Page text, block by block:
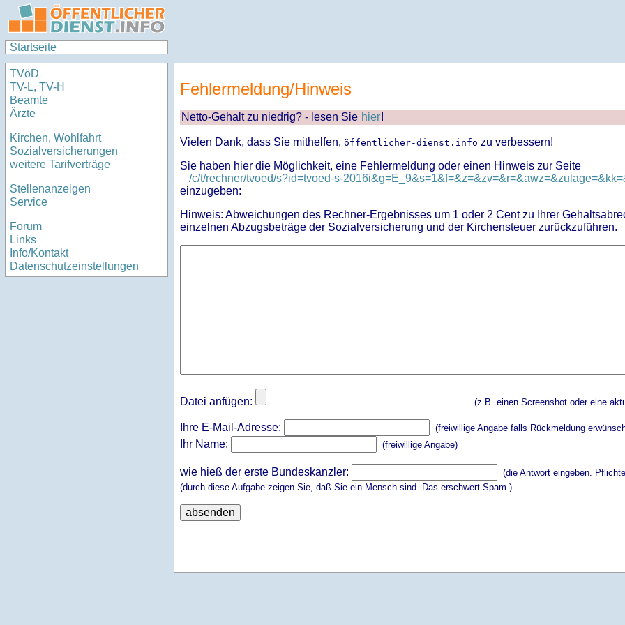
Startseite
TVöD
TV-L, TV-H
Beamte
Ärzte
Kirchen, Wohlfahrt
Sozialversicherungen
weitere Tarifverträge
Stellenanzeigen
Service
Forum
Links
Info/Kontakt
Datenschutzeinstellungen
Fehlermeldung/Hinweis
Netto-Gehalt zu niedrig? - lesen Sie hier!
Vielen Dank, dass Sie mithelfen, öffentlicher-dienst.info zu verbessern!
Sie haben hier die Möglichkeit, eine Fehlermeldung oder einen Hinweis zur Seite
/c/t/rechner/tvoed/s?id=tvoed-s-
einzugeben:
Hinweis: Abweichungen des Rechner-Ergebnisses um 1 oder 2 Cent zu Ihrer
einzelnen Abzugsbeträge der Sozialversicherung und der Kirchensteuer zurückzuführen.
Datei anfügen: (z.B. einen Screenshot oder eine
Ihre E-Mail-Adresse: (freiwillige Angabe falls Rückmeldung
Ihr Name: (freiwillige Angabe)
wie hieß der erste Bundeskanzler:
(die Antwort eingeben.
(durch diese Aufgabe zeigen Sie, daß Sie ein Mensch sind. Das erschwert Spam.)